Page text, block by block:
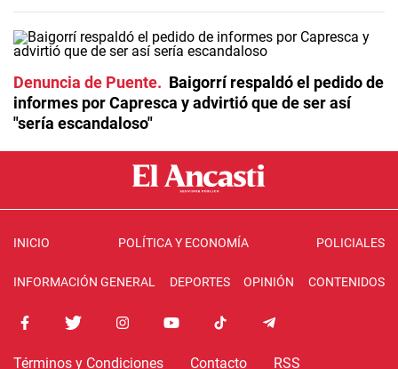
Denuncia de Puente
Baigorrí respaldó el pedido de
informes por Capresca y advirtió que de ser así
"sería escandaloso"
INICIO POLÍTICA Y ECONOMÍA POLICIALES
INFORMACIÓN GENERAL DEPORTES OPINIÓN CONTENIDOS
Términos y Condiciones Contacto RSS